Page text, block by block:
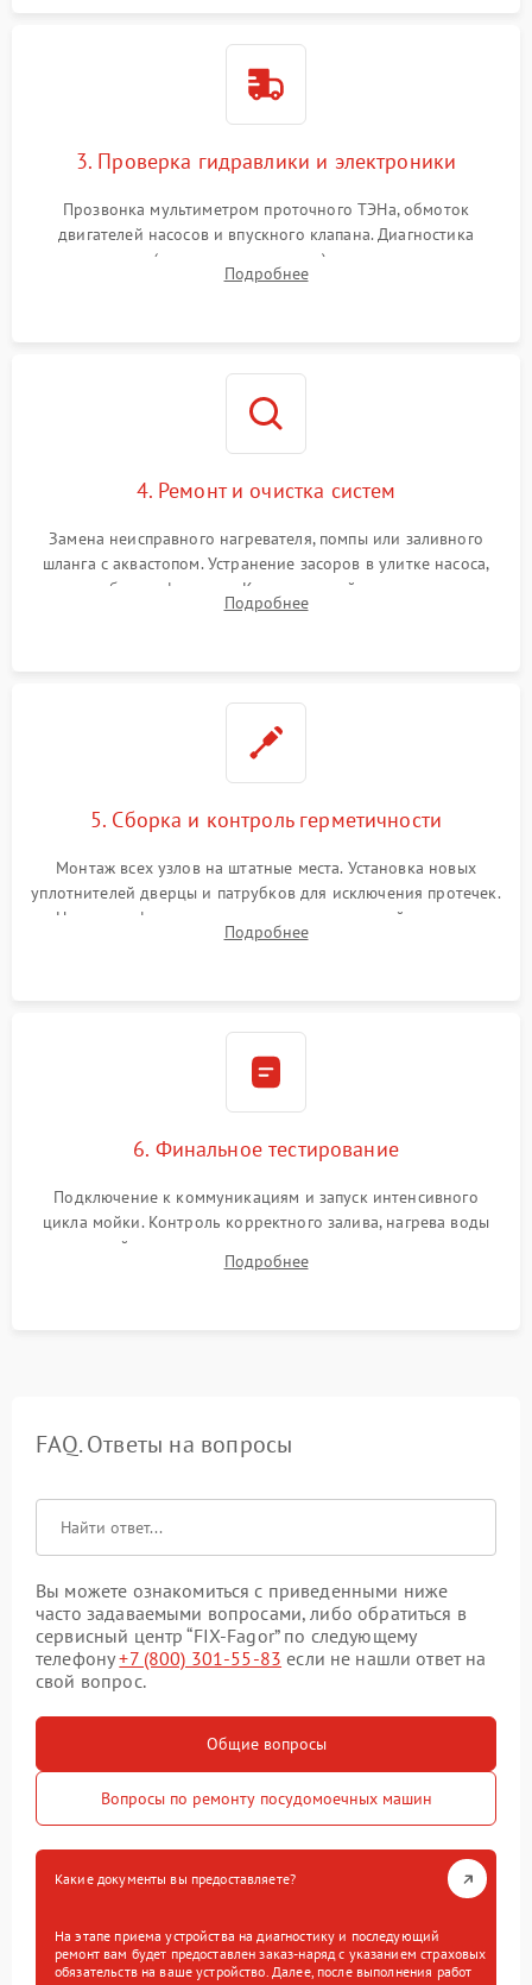
3. Проверка гидравлики и электроники
Прозвонка мультиметром проточного ТЭНа, обмоток
двигателей насосов и впускного клапана. Диагностика
прессостата (датчика уровня воды), датчика мутности,
концевика дверцы и электронного модуля управления.
Подробнее
4. Ремонт и очистка систем
Замена неисправного нагревателя, помпы или заливного
шланга с аквастопом. Устранение засоров в улитке насоса,
патрубках и фильтрах. Компонентный ремонт платы
управления, восстановление поврежденной проводки.
Подробнее
5. Сборка и контроль герметичности
Монтаж всех узлов на штатные места. Установка новых
уплотнителей дверцы и патрубков для исключения протечек.
Надежная фиксация хомутов гидравлической системы,
сборка корпуса и установка датчика поплавка.
Подробнее
6. Финальное тестирование
Подключение к коммуникациям и запуск интенсивного
цикла мойки. Контроль корректного залива, нагрева воды
до нужной температуры, отсутствия посторонних шумов,
штатного слива и абсолютной сухости в поддоне.
Подробнее
FAQ. Ответы на вопросы
Вы можете ознакомиться с приведенными ниже
часто задаваемыми вопросами, либо обратиться в
сервисный центр “FIX-Fagor” по следующему
телефону+7 (800) 301-55-83 если не нашли ответ на
свой вопрос.
Общие вопросы
Вопросы по ремонту посудомоечных машин
Какие документы вы предоставляете?
На этапе приема устройства на диагностику и последующий
ремонт вам будет предоставлен заказ-наряд с указанием страховых
обязательств на ваше устройство. Далее, после выполнения работ